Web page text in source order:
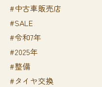
#中古車販売店
#SALE
#令和7年
#2025年
#整備
#タイヤ交換